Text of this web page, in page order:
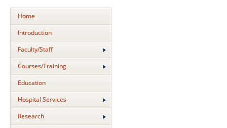
Home
Introduction
Faculty/Staff
Courses/Training
Education
Hospital Services
Research